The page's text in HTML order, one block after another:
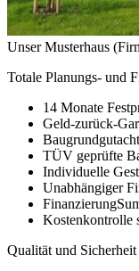
Unser Musterhaus
Totale Planungs- und
14 Monate
Geld-zurück-
TÜV geprüfte
Individuelle
Unabhängiger
Kostenkontrolle
Qualität und Sicherheit